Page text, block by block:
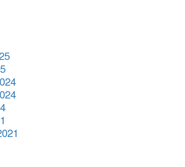
সিডস অফ সাদাকাহ কর্তৃক
বিশ্বনাথের আমতৈল গ্রামে তিনটি